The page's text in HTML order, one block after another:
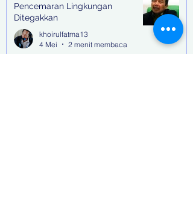
Pencemaran Lingkungan
Ditegakkan
khoirulfatma13
4 Mei
2 menit membaca